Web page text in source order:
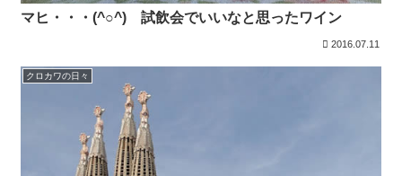
マヒ・・・(^○^) 試飲会でいいなと思ったワイン
2016.07.11
クロカワの日々